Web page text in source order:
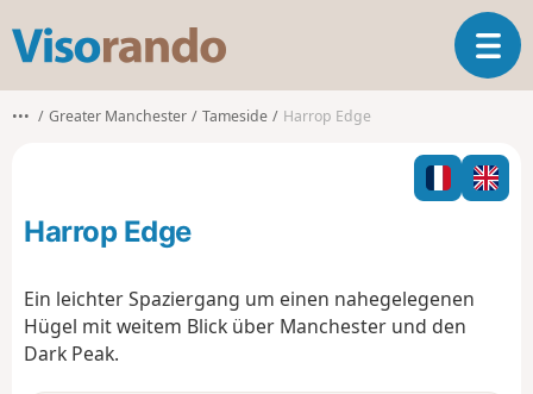
s
o
T
o
l
e
n
••• Greater Manchester Tameside Harrop Edge
Harrop Edge
Ein leichter Spaziergang um einen nahegelegenen
Hügel mit weitem Blick über Manchester und den
Dark Peak.